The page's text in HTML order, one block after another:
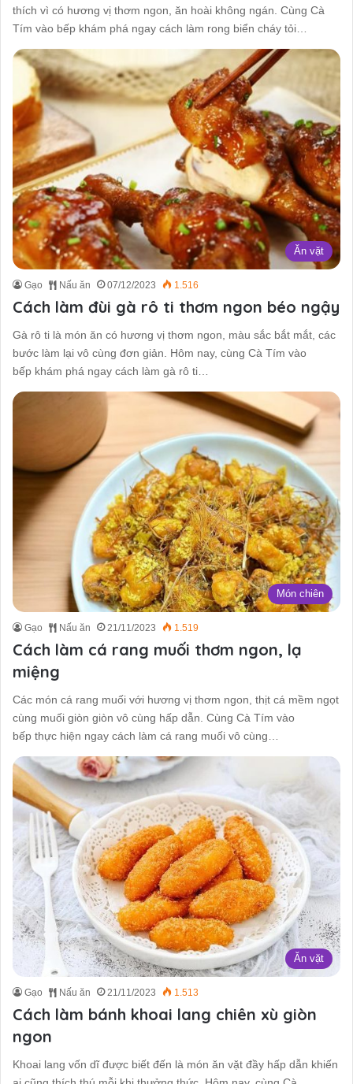
thích vì có hương vị thơm ngon, ăn hoài không ngán. Cùng Cà
Tím vào bếp khám phá ngay cách làm rong biển cháy tỏi…
Ăn vặt
Gạo Nấu ăn 07/12/2023 1.516
Cách làm đùi gà rô ti thơm ngon béo ngậy
Gà rô ti là món ăn có hương vị thơm ngon, màu sắc bắt mắt, các
bước làm lại vô cùng đơn giản. Hôm nay, cùng Cà Tím vào
bếp khám phá ngay cách làm gà rô ti…
Món chiên
Gạo Nấu ăn 21/11/2023 1.519
Cách làm cá rang muối thơm ngon, lạ
miệng
Các món cá rang muối với hương vị thơm ngon, thịt cá mềm ngọt
cùng muối giòn giòn vô cùng hấp dẫn. Cùng Cà Tím vào
bếp thực hiện ngay cách làm cá rang muối vô cùng…
Ăn vặt
Gạo Nấu ăn 21/11/2023 1.513
Cách làm bánh khoai lang chiên xù giòn
ngon
Khoai lang vốn dĩ được biết đến là món ăn vặt đầy hấp dẫn khiến